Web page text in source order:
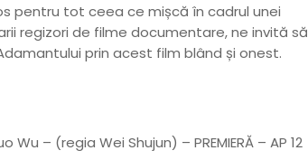
pentru tot ceea ce mișcă în cadrul unei
regizori de filme documentare, ne invită să
prin acest film blând și onest.
– (regia Wei Shujun) – PREMIERĂ – AP 12